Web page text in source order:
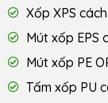
Xốp XPS
Mút xốp EPS
Mút xốp PE
Tấm xốp PU